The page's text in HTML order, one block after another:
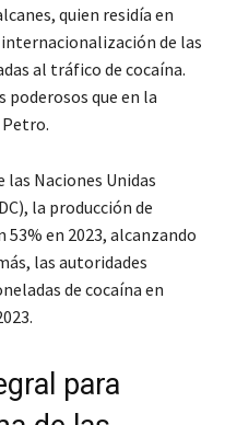
quien residía en
de las
al tráfico de cocaína.
poderosos que en la
las Naciones Unidas
la producción de
en 2023, alcanzando
las autoridades
de cocaína en
para